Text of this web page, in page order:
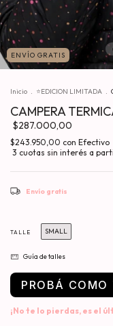
ENVÍO GRATIS
Inicio . ⭐EDICION LIMITADA .
CAMPERA
$287.000,00
$243.950,00 con Efectivo
Envío gratis
TALLE SMALL
Guía de talles
PROBÁ COMO
¡No te lo pierdas, es el